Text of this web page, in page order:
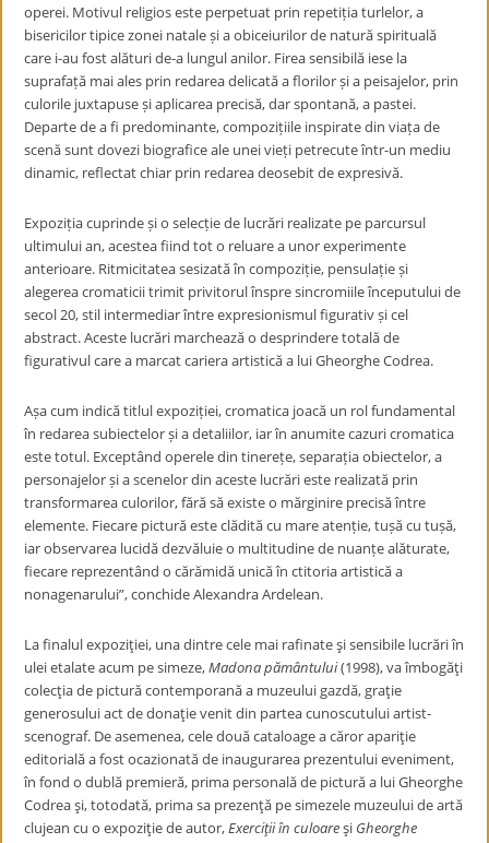
operei. Motivul religios este perpetuat prin repetiția turlelor, a
bisericilor tipice zonei natale și a obiceiurilor de natură spirituală
care i-au fost alături de-a lungul anilor. Firea sensibilă iese la
suprafață mai ales prin redarea delicată a florilor și a peisajelor, prin
culorile juxtapuse și aplicarea precisă, dar spontană, a pastei.
Departe de a fi predominante, compozițiile inspirate din viața de
scenă sunt dovezi biografice ale unei vieți petrecute într-un mediu
dinamic, reflectat chiar prin redarea deosebit de expresivă.
Expoziția cuprinde și o selecție de lucrări realizate pe parcursul
ultimului an, acestea fiind tot o reluare a unor experimente
anterioare. Ritmicitatea sesizată în compoziție, pensulație și
alegerea cromaticii trimit privitorul înspre sincromiile începutului de
secol 20, stil intermediar între expresionismul figurativ și cel
abstract. Aceste lucrări marchează o desprindere totală de
figurativul care a marcat cariera artistică a lui Gheorghe Codrea.
Așa cum indică titlul expoziției, cromatica joacă un rol fundamental
în redarea subiectelor și a detaliilor, iar în anumite cazuri cromatica
este totul. Exceptând operele din tinerețe, separația obiectelor, a
personajelor și a scenelor din aceste lucrări este realizată prin
transformarea culorilor, fără să existe o mărginire precisă între
elemente. Fiecare pictură este clădită cu mare atenție, tușă cu tușă,
iar observarea lucidă dezvăluie o multitudine de nuanțe alăturate,
fiecare reprezentând o cărămidă unică în ctitoria artistică a
nonagenarului”, conchide Alexandra Ardelean.
La finalul expoziţiei, una dintre cele mai rafinate şi sensibile lucrări în
ulei etalate acum pe simeze,Madona pământului(1998), va îmbogăţi
colecţia de pictură contemporană a muzeului gazdă, graţie
generosului act de donaţie venit din partea cunoscutului artist-
scenograf. De asemenea, cele două cataloage a căror apariţie
editorială a fost ocazionată de inaugurarea prezentului eveniment,
în fond o dublă premieră, prima personală de pictură a lui Gheorghe
Codrea şi, totodată, prima sa prezenţă pe simezele muzeului de artă
clujean cu o expoziţie de autor,Exerciţii în culoareşi Gheorghe